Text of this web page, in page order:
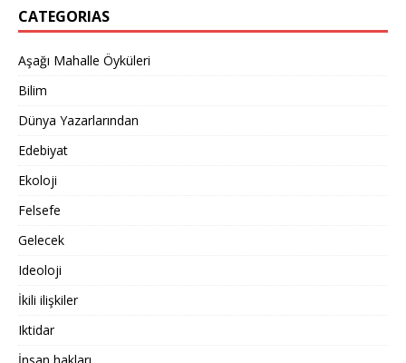
CATEGORIAS
Aşağı Mahalle Öyküleri
Bilim
Dünya Yazarlarından
Edebiyat
Ekoloji
Felsefe
Gelecek
Ideoloji
İkili ilişkiler
Iktidar